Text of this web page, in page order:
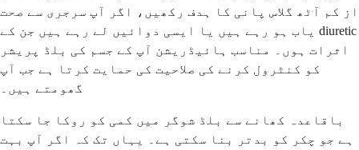
از کم آٹھ گلاس پانی کا ہدف رکھیں، اگر آپ سرجری سے صحت
یاب ہو رہے ہیں یا ایسی دوائیں لے رہے ہیں جن کے diuretic
اثرات ہوں۔ مناسب ہائیڈریشن آپ کے جسم کی بلڈ پریشر
کو کنٹرول کرنے کی صلاحیت کی حمایت کرتا ہے جب آپ
گھومتے ہیں۔
باقاعدہ کھانے سے بلڈ شوگر میں کمی کو روکا جا سکتا
ہے جو چکر کو بدتر بنا سکتی ہے۔ یہاں تک کہ اگر آپ بہت